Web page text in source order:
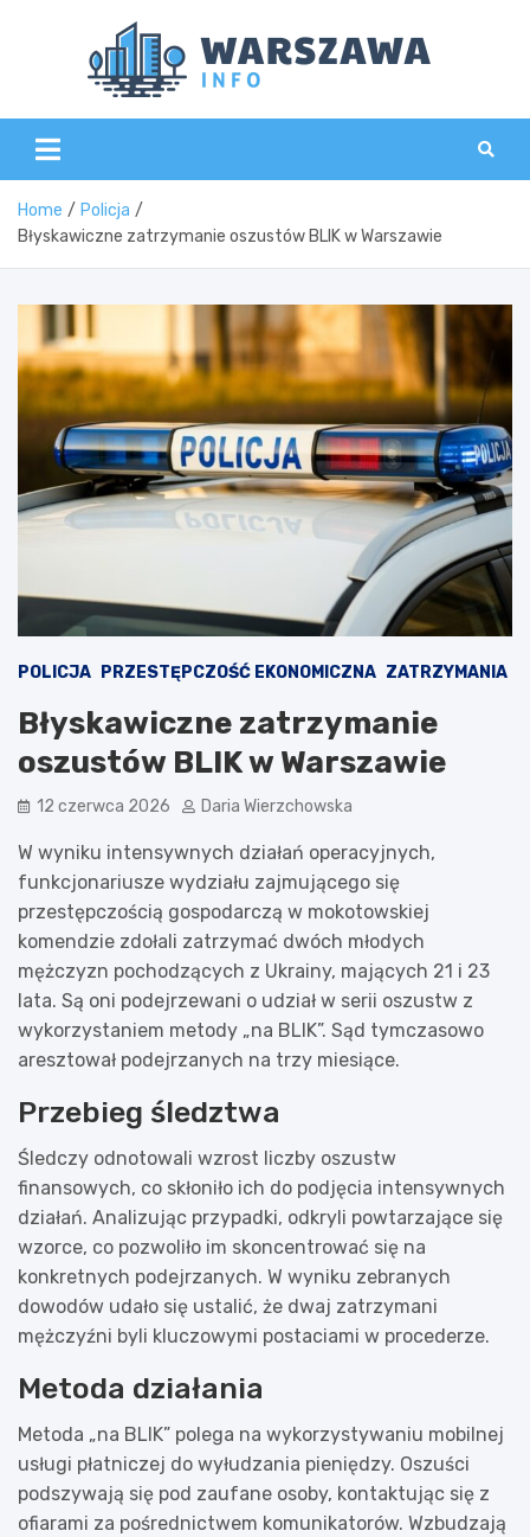
Home
Policja
Błyskawiczne zatrzymanie oszustów BLIK w Warszawie
POLICJA PRZESTĘPCZOŚĆ EKONOMICZNA ZATRZYMANIA
Błyskawiczne zatrzymanie
oszustów BLIK w Warszawie
12 czerwca 2026 Daria Wierzchowska
W wyniku intensywnych działań operacyjnych,
funkcjonariusze wydziału zajmującego się
przestępczością gospodarczą w mokotowskiej
komendzie zdołali zatrzymać dwóch młodych
mężczyzn pochodzących z Ukrainy, mających 21 i 23
lata. Są oni podejrzewani o udział w serii oszustw z
wykorzystaniem metody „na BLIK”. Sąd tymczasowo
aresztował podejrzanych na trzy miesiące.
Przebieg śledztwa
Śledczy odnotowali wzrost liczby oszustw
finansowych, co skłoniło ich do podjęcia intensywnych
działań. Analizując przypadki, odkryli powtarzające się
wzorce, co pozwoliło im skoncentrować się na
konkretnych podejrzanych. W wyniku zebranych
dowodów udało się ustalić, że dwaj zatrzymani
mężczyźni byli kluczowymi postaciami w procederze.
Metoda działania
Metoda „na BLIK” polega na wykorzystywaniu mobilnej
usługi płatniczej do wyłudzania pieniędzy. Oszuści
podszywają się pod zaufane osoby, kontaktując się z
ofiarami za pośrednictwem komunikatorów. Wzbudzają